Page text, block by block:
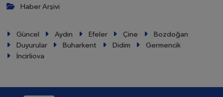
Haber Arşivi
Güncel Aydın Efeler Çine
Bozdoğan
Duyurular
Buharkent Didim
Germencik
İncirliova